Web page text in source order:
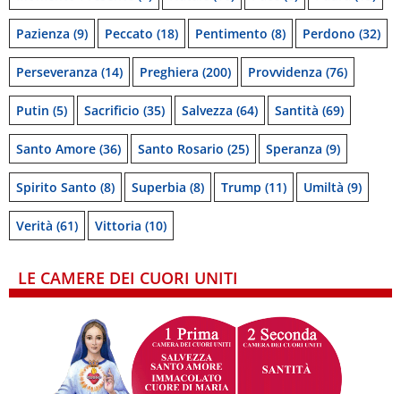
Pazienza (9) Peccato (18) Pentimento (8) Perdono (32)
Perseveranza (14) Preghiera (200) Provvidenza (76)
Putin (5) Sacrificio (35) Salvezza (64) Santità (69)
Santo Amore (36) Santo Rosario (25) Speranza (9)
Spirito Santo (8) Superbia (8) Trump (11) Umiltà (9)
Verità (61) Vittoria (10)
LE CAMERE DEI CUORI UNITI